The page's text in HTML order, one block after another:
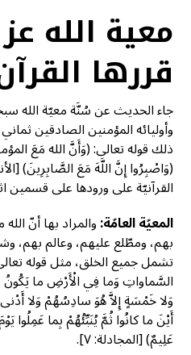
معية الله
قررها
جاء الحديث عن سُنَّة معيّة الله
وأوليائه المؤمنين الصادقين
القرآنيّة على ورودها على قسمين
المعيّة العامّة:والمراد بها أنّ
بهم، ومطّلع عليهم، وعالم بهم،
تشمل جميع الخلق، مثل قوله
السَّماواتِ وَما فِي الْأَرْضِ ما يَكُونُ
وَلا خَمْسَةٍ إِلاَّ هُوَ سادِسُهُمْ وَلا
أَيْنَ ما كانُوا ثُمَّ يُنَبِّئُهُمْ بِما عَمِلُوا
عَلِيمٌ) [المجادلة: ٧].